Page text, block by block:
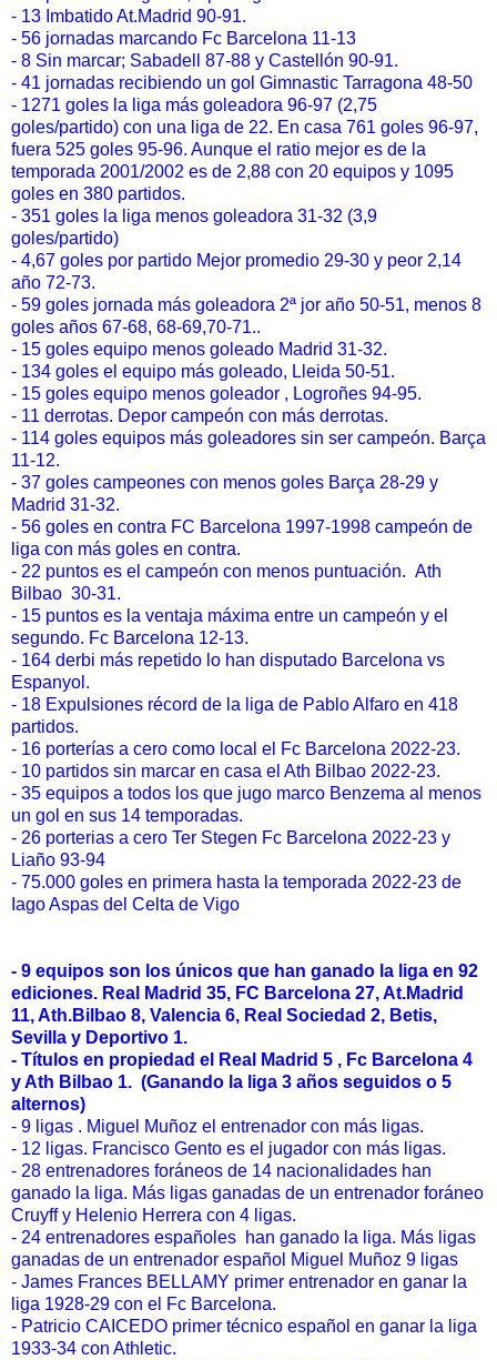
- 13 Imbatido At.Madrid 90-91.
- 56 jornadas marcando Fc Barcelona 11-13
- 8 Sin marcar; Sabadell 87-88 y Castellón 90-91.
- 41 jornadas recibiendo un gol Gimnastic Tarragona 48-50
- 1271 goles la liga más goleadora 96-97 (2,75
goles/partido) con una liga de 22. En casa 761 goles 96-97,
fuera 525 goles 95-96. Aunque el ratio mejor es de la
temporada 2001/2002 es de 2,88 con 20 equipos y 1095
goles en 380 partidos.
- 351 goles la liga menos goleadora 31-32 (3,9
goles/partido)
- 4,67 goles por partido Mejor promedio 29-30 y peor 2,14
año 72-73.
- 59 goles jornada más goleadora 2ª jor año 50-51, menos 8
goles años 67-68, 68-69,70-71..
- 15 goles equipo menos goleado Madrid 31-32.
- 134 goles el equipo más goleado, Lleida 50-51.
- 15 goles equipo menos goleador , Logroñes 94-95.
- 11 derrotas. Depor campeón con más derrotas.
- 114 goles equipos más goleadores sin ser campeón. Barça
11-12.
- 37 goles campeones con menos goles Barça 28-29 y
Madrid 31-32.
- 56 goles en contra FC Barcelona 1997-1998 campeón de
liga con más goles en contra.
- 22 puntos es el campeón con menos puntuación. Ath
Bilbao 30-31.
- 15 puntos es la ventaja máxima entre un campeón y el
segundo. Fc Barcelona 12-13.
- 164 derbi más repetido lo han disputado Barcelona vs
Espanyol.
- 18 Expulsiones récord de la liga de Pablo Alfaro en 418
partidos.
- 16 porterías a cero como local el Fc Barcelona 2022-23.
- 10 partidos sin marcar en casa el Ath Bilbao 2022-23.
- 35 equipos a todos los que jugo marco Benzema al menos
un gol en sus 14 temporadas.
- 26 porterias a cero Ter Stegen Fc Barcelona 2022-23 y
Liaño 93-94
- 75.000 goles en primera hasta la temporada 2022-23 de
Iago Aspas del Celta de Vigo
- 9 equipos son los únicos que han ganado la liga en 92
ediciones. Real Madrid 35, FC Barcelona 27, At.Madrid
11, Ath.Bilbao 8, Valencia 6, Real Sociedad 2, Betis,
Sevilla y Deportivo 1.
- Títulos en propiedad el Real Madrid 5 , Fc Barcelona 4
y Ath Bilbao 1. (Ganando la liga 3 años seguidos o 5
alternos)
- 9 ligas . Miguel Muñoz el entrenador con más ligas.
- 12 ligas. Francisco Gento es el jugador con más ligas.
- 28 entrenadores foráneos de 14 nacionalidades han
ganado la liga. Más ligas ganadas de un entrenador foráneo
Cruyff y Helenio Herrera con 4 ligas.
- 24 entrenadores españoles han ganado la liga. Más ligas
ganadas de un entrenador español Miguel Muñoz 9 ligas
- James Frances BELLAMY primer entrenador en ganar la
liga 1928-29 con el Fc Barcelona.
- Patricio CAICEDO primer técnico español en ganar la liga
1933-34 con Athletic.